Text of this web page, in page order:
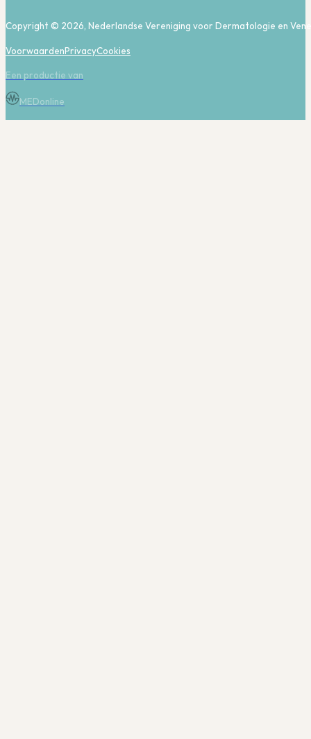
Copyright © 2026, Nederlandse Vereniging voor Dermatologie en
VoorwaardenPrivacyCookies
Een productie van
MEDonline